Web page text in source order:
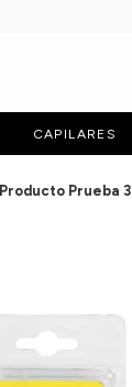
CAPILARES
Producto Prueba 3